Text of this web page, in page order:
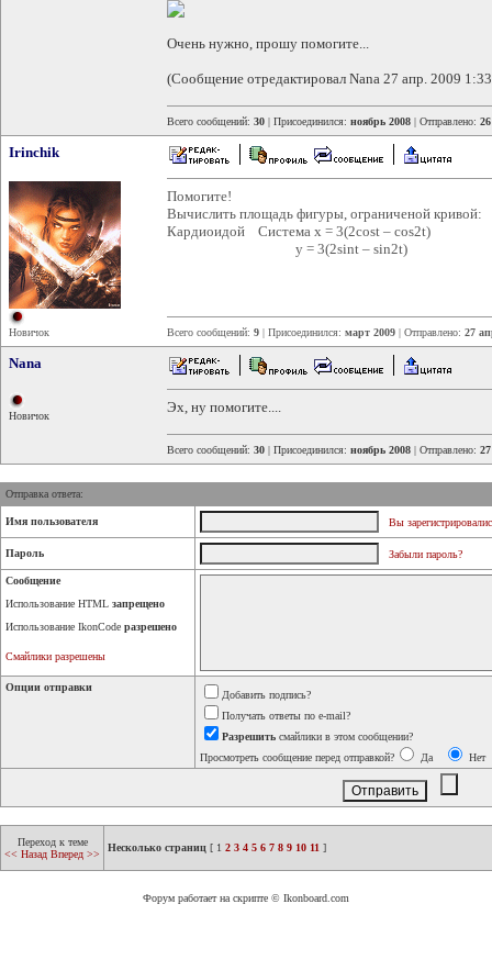
Очень нужно, прошу помогите...
(Сообщение отредактировал Nana 27 апр. 2009
Всего сообщений: 30 | Присоединился: ноябрь 2008 | Отправлено:
Irinchik
Новичок
Помогите!
Вычислить площадь фигуры, ограниченой кривой:
Кардиоидой Система x = 3(2cost – cos2t)
y = 3(2sint – sin2t)
Всего сообщений: 9 | Присоединился: март 2009 | Отправлено: 27
Nana
Новичок
Эх, ну помогите....
Всего сообщений: 30 | Присоединился: ноябрь 2008 | Отправлено:
Отправка ответа:
Имя пользователя Вы
Пароль Забыли пароль?
Сообщение
Использование HTML запрещено
Использование IkonCode разрешено
Смайлики разрешены
Опции отправки
Добавить подпись?
Получать ответы по e-mail?
Разрешить смайлики в этом сообщении?
Просмотреть сообщение перед отправкой?
Да Нет
Переход к теме
<< Назад Вперед >>
Несколько страниц [ 1 2 3 4 5 6 7 8 9 10 11 ]
Форум работает на скрипте © Ikonboard.com